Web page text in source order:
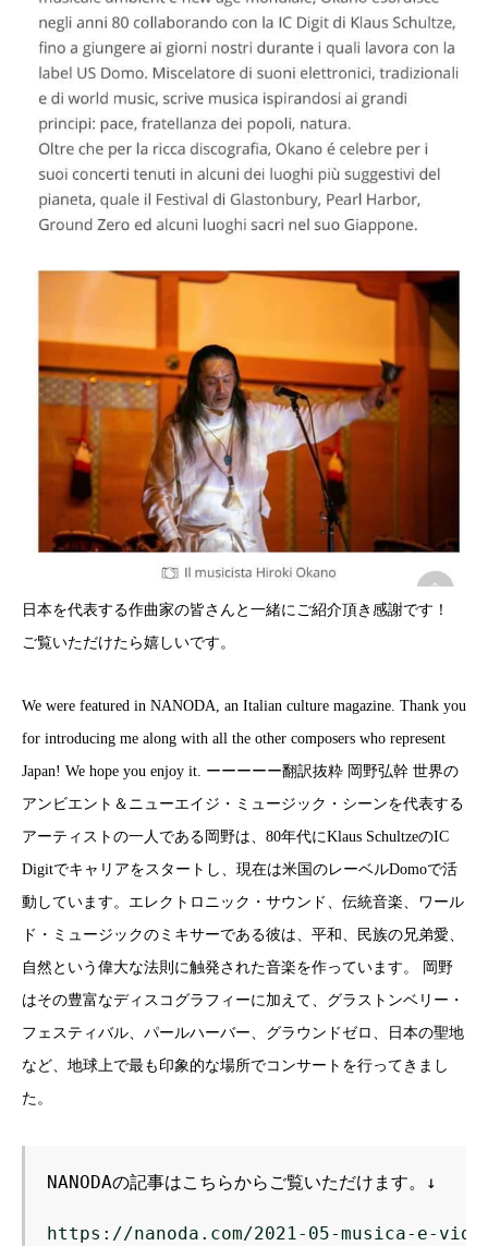
日本を代表する作曲家の皆さんと一緒にご紹介頂き感謝です！
ご覧いただけたら嬉しいです。
We were featured in NANODA, an Italian culture magazine. Thank you
for introducing me along with all the other composers who represent
Japan! We hope you enjoy it. ーーーーー翻訳抜粋 岡野弘幹 世界の
アンビエント＆ニューエイジ・ミュージック・シーンを代表する
アーティストの一人である岡野は、80年代にKlaus SchultzeのIC
Digitでキャリアをスタートし、現在は米国のレーベルDomoで活
動しています。エレクトロニック・サウンド、伝統音楽、ワール
ド・ミュージックのミキサーである彼は、平和、民族の兄弟愛、
自然という偉大な法則に触発された音楽を作っています。 岡野
はその豊富なディスコグラフィーに加えて、グラストンベリー・
フェスティバル、パールハーバー、グラウンドゼロ、日本の聖地
など、地球上で最も印象的な場所でコンサートを行ってきまし
た。
NANODAの記事はこちらからご覧いただけます。↓
https://nanoda.com/2021-05-musica-e-